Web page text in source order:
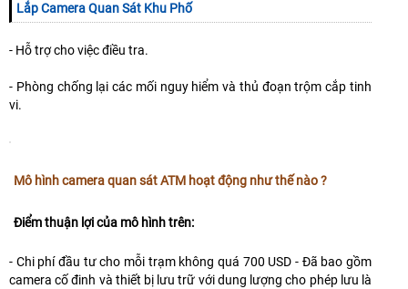
Lắp Camera Quan Sát Khu Phố
- Hỗ trợ cho việc điều tra.
- Phòng chống lại các mối nguy hiểm và thủ đoạn trộm cắp tinh
vi.
Mô hình camera quan sát ATM hoạt động như thế nào ?
Điểm thuận lợi của mô hình trên:
- Chi phí đầu tư cho mỗi trạm không quá 700 USD - Đã bao gồm
camera cố đinh và thiết bị lưu trữ với dung lượng cho phép lưu là